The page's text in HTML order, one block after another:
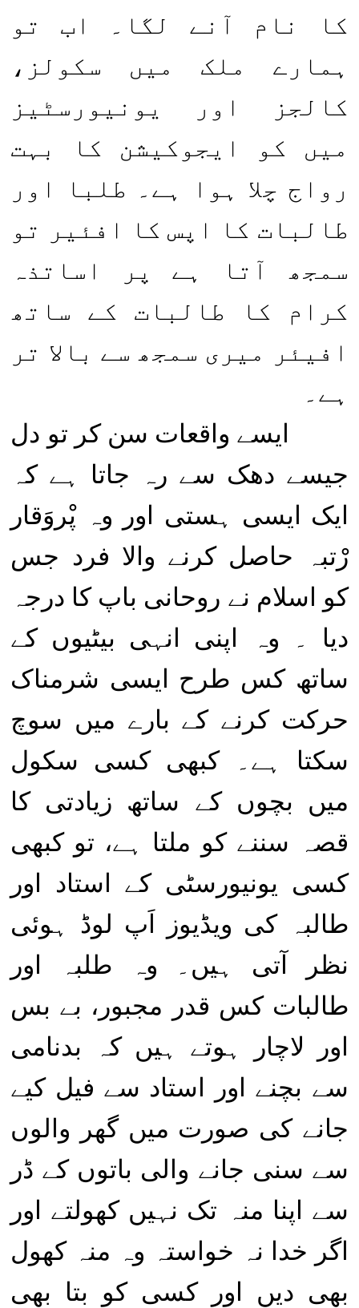
کا نام آنے لگا۔ اب تو
ہمارے ملک میں سکولز،
کالجز اور یونیورسٹیز
میں کو ایجوکیشن کا بہت
رواج چلا ہوا ہے۔ طلبا اور
طالبات کا اپس کا افئیر تو
سمجھ آتا ہے پر اساتذہ
کرام کا طالبات کے ساتھ
افیئر میری سمجھ سے بالا تر
ہے۔
ایسے واقعات سن کر تو دل
جیسے دھک سے رہ جاتا ہے کہ
ایک ایسی ہستی اور وہ پْروَقار
رْتبہ حاصل کرنے والا فرد جس
کو اسلام نے روحانی باپ کا درجہ
دیا ۔ وہ اپنی انہی بیٹیوں کے
ساتھ کس طرح ایسی شرمناک
حرکت کرنے کے بارے میں سوچ
سکتا ہے۔ کبھی کسی سکول
میں بچوں کے ساتھ زیادتی کا
قصہ سننے کو ملتا ہے، تو کبھی
کسی یونیورسٹی کے استاد اور
طالبہ کی ویڈیوز اَپ لوڈ ہوئی
نظر آتی ہیں۔ وہ طلبہ اور
طالبات کس قدر مجبور، بے بس
اور لاچار ہوتے ہیں کہ بدنامی
سے بچنے اور استاد سے فیل کیے
جانے کی صورت میں گھر والوں
سے سنی جانے والی باتوں کے ڈر
سے اپنا منہ تک نہیں کھولتے اور
اگر خدا نہ خواستہ وہ منہ کھول
بھی دیں اور کسی کو بتا بھی